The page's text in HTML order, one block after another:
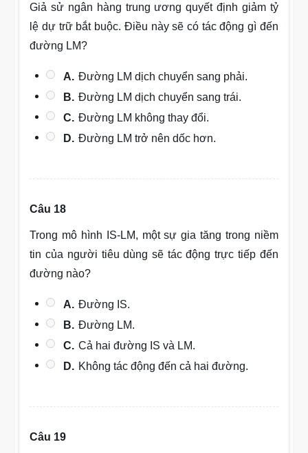
Giả sử ngân hàng trung ương quyết định giảm tỷ
lệ dự trữ bắt buộc. Điều này sẽ có tác động gì đến
đường LM?
A. Đường LM dịch chuyển sang phải.
B. Đường LM dịch chuyển sang trái.
C. Đường LM không thay đổi.
D. Đường LM trở nên dốc hơn.
Câu 18
Trong mô hình IS-LM, một sự gia tăng trong niềm
tin của người tiêu dùng sẽ tác động trực tiếp đến
đường nào?
A. Đường IS.
B. Đường LM.
C. Cả hai đường IS và LM.
D. Không tác động đến cả hai đường.
Câu 19